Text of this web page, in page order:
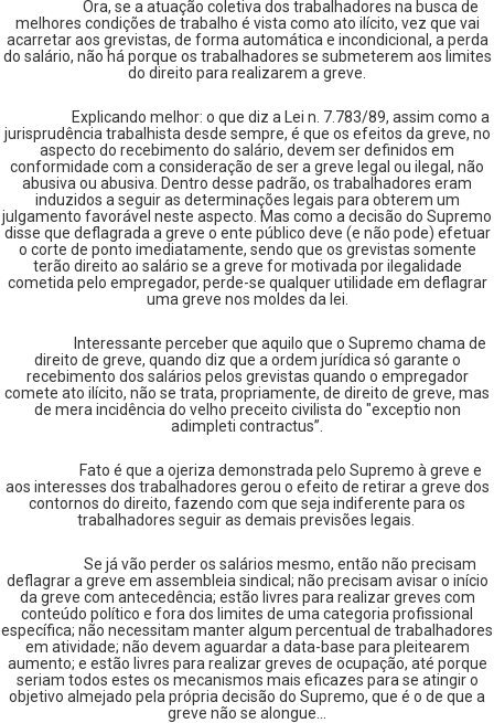
Ora, se a atuação coletiva dos trabalhadores na busca de
melhores condições de trabalho é vista como ato ilícito, vez que vai
acarretar aos grevistas, de forma automática e incondicional, a perda
do salário, não há porque os trabalhadores se submeterem aos limites
do direito para realizarem a greve.
Explicando melhor: o que diz a Lei n. 7.783/89, assim como a
jurisprudência trabalhista desde sempre, é que os efeitos da greve, no
aspecto do recebimento do salário, devem ser definidos em
conformidade com a consideração de ser a greve legal ou ilegal, não
abusiva ou abusiva. Dentro desse padrão, os trabalhadores eram
induzidos a seguir as determinações legais para obterem um
julgamento favorável neste aspecto. Mas como a decisão do Supremo
disse que deflagrada a greve o ente público deve (e não pode) efetuar
o corte de ponto imediatamente, sendo que os grevistas somente
terão direito ao salário se a greve for motivada por ilegalidade
cometida pelo empregador, perde-se qualquer utilidade em deflagrar
uma greve nos moldes da lei.
Interessante perceber que aquilo que o Supremo chama de
direito de greve, quando diz que a ordem jurídica só garante o
recebimento dos salários pelos grevistas quando o empregador
comete ato ilícito, não se trata, propriamente, de direito de greve, mas
de mera incidência do velho preceito civilista do "exceptio non
adimpleti contractus”.
Fato é que a ojeriza demonstrada pelo Supremo à greve e
aos interesses dos trabalhadores gerou o efeito de retirar a greve dos
contornos do direito, fazendo com que seja indiferente para os
trabalhadores seguir as demais previsões legais.
Se já vão perder os salários mesmo, então não precisam
deflagrar a greve em assembleia sindical; não precisam avisar o início
da greve com antecedência; estão livres para realizar greves com
conteúdo político e fora dos limites de uma categoria profissional
específica; não necessitam manter algum percentual de trabalhadores
em atividade; não devem aguardar a data-base para pleitearem
aumento; e estão livres para realizar greves de ocupação, até porque
seriam todos estes os mecanismos mais eficazes para se atingir o
objetivo almejado pela própria decisão do Supremo, que é o de que a
greve não se alongue…